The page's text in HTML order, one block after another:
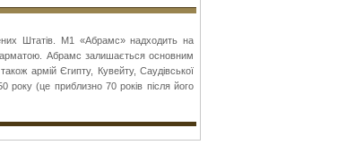
Штатів. M1 «Абрамс» надходить на
Абрамс залишається основним
армій Єгипту, Кувейту, Саудівської
року (це приблизно 70 років після його